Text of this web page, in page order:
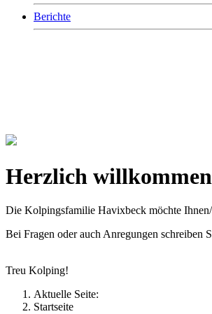
Berichte
Herzlich
Die Kolpingsfamilie Havixbeck möchte
Bei Fragen oder auch Anregungen schreiben
Treu Kolping!
Aktuelle Seite:
Startseite